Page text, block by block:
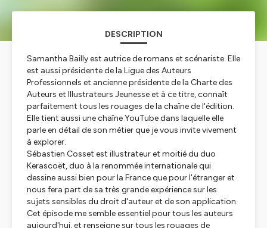
DESCRIPTION
Samantha Bailly est autrice de romans et scénariste. Elle
est aussi présidente de la Ligue des Auteurs
Professionnels et ancienne présidente de la Charte des
Auteurs et Illustrateurs Jeunesse et à ce titre, connaît
parfaitement tous les rouages de la chaîne de l'édition.
Elle tient aussi une chaîne YouTube dans laquelle elle
parle en détail de son métier que je vous invite vivement
à explorer.
Sébastien Cosset est illustrateur et moitié du duo
Kerascoët, duo à la renommée internationale qui
dessine aussi bien pour la France que pour l'étranger et
nous fera part de sa très grande expérience sur les
sujets sensibles du droit d'auteur et de son application.
Cet épisode me semble essentiel pour tous les auteurs
aujourd'hui, et renseigne sur tous les rouages de